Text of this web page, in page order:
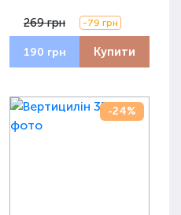
269 грн -79 грн
190 грн Купити
-24%